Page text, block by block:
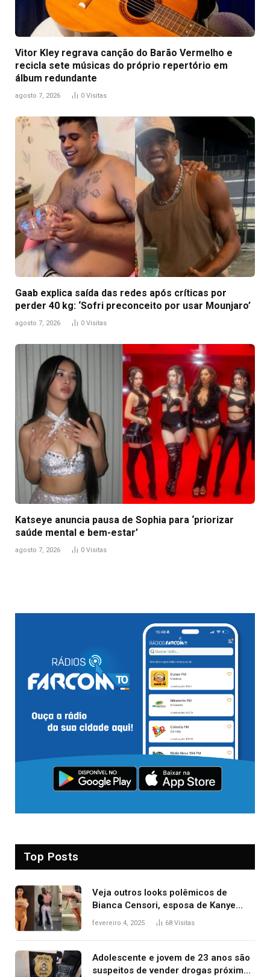
Vitor Kley regrava canção do Barão Vermelho e
recicla sete músicas do próprio repertório em
álbum redundante
agosto 7, 2026 0 Visitas
Gaab explica saída das redes após críticas por
perder 40 kg: ‘Sofri preconceito por usar Mounjaro’
agosto 7, 2026 0 Visitas
Katseye anuncia pausa de Sophia para ‘priorizar
saúde mental e bem-estar’
agosto 7, 2026 0 Visitas
Top Posts
Veja outros looks polêmicos de
Bianca Censori, esposa de Kanye
West que apareceu nua no Grammy
fevereiro 4, 2025 68 Visitas
Adolescente e jovem de 23 anos são
suspeitos de vender drogas próximo